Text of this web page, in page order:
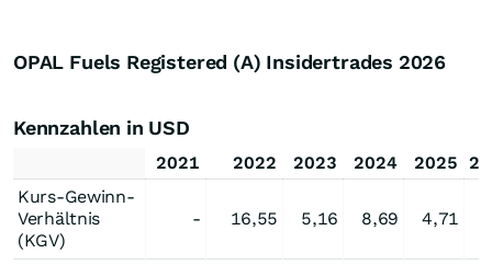
OPAL Fuels Registered (A) Insidertrades 2026
Kennzahlen in USD
2021 2022 2023 2024 2025
Kurs-Gewinn-
Verhältnis
(KGV)
- 16,55 5,16 8,69 4,71